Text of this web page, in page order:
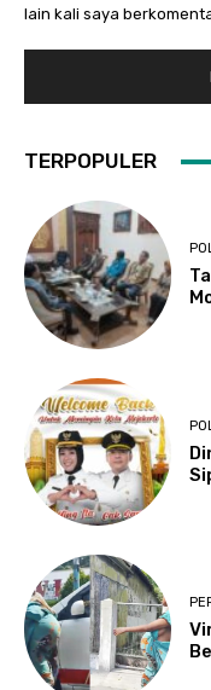
lain kali saya
TERPOPULER